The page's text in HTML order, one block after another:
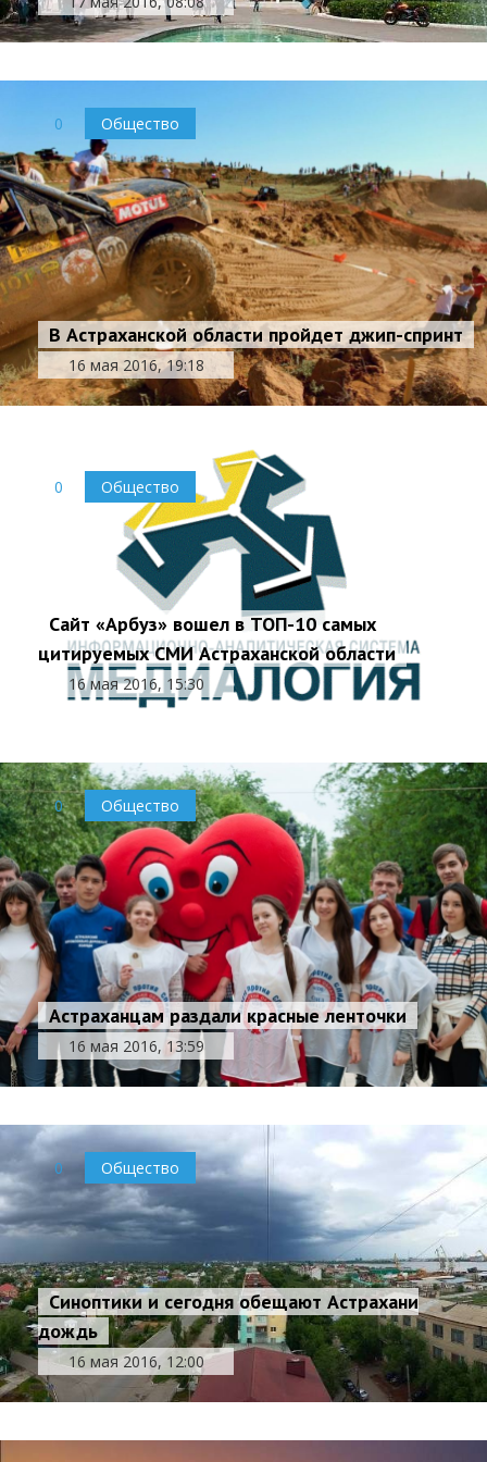
0 Общество
В Астраханской области пройдет джип-спринт
16 мая 2016, 19:18
0 Общество
Сайт «Арбуз» вошел в ТОП-10 самых
цитируемых СМИ Астраханской области
16 мая 2016, 15:30
0 Общество
Астраханцам раздали красные ленточки
16 мая 2016, 13:59
0 Общество
Синоптики и сегодня обещают Астрахани
дождь
16 мая 2016, 12:00